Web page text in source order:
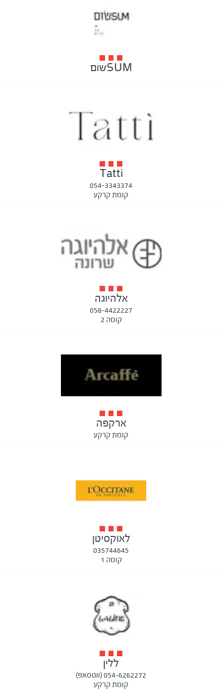
SUMשום
Tatti
054-3343374
קומת קרקע
אלהיוגה
058-4422227
קומה 2
ארקפה
קומת קרקע
לאוקסיטן
035744645
קומה 1
ללין
054-6262272 (ווטסאפ)
קומת קרקע